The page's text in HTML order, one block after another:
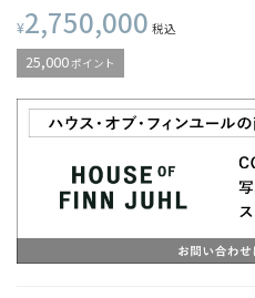
¥2,750,000 税込
25,000ポイント